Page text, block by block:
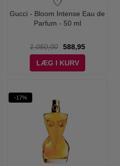
Gucci - Bloom Intense Eau de
Parfum - 50 ml
1.050,00
588,95
LÆG I KURV
-17%